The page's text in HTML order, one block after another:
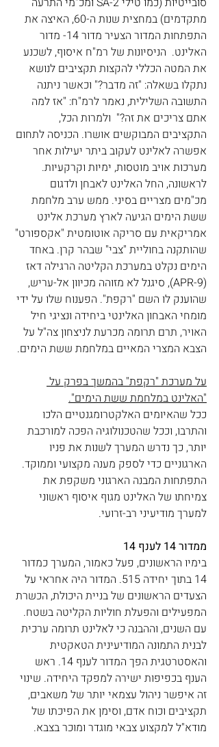
מתקדמים) במחצית שנות ה-60, האיצה את
התפתחות המדור הצעיר מדור 14- מדור
האלינט.  הניסיונות של רמ"ח איסוף, לשכנע
את המטה הכללי להקצות תקציבים לנושא
נתקלו בשאלה: "זה מדבר?" וכאשר ניתנה
התשובה השלילית, נאמר לרמ"ח: "אז למה
אתם צריכים את זה?"  ולמרות הכל,
התקציבים המבוקשים אושרו. הכניסה לתחום
אפשרה לאלינט לעקוב ביתר יעילות אחר
מערכות אויב מוטסות, ימיות וקרקעיות.
לראשונה, החל האלינט לאבחן ולדגום
מכ"מים מצריים בסיני. ממש ערב מלחמת
ששת הימים הגיעה לארץ מערכת אלינט
אמריקאית עם סריקה אוטומטית "אקספורט"
שהותקנה בחוליית "צבי" שבהר קרן. באחד
הימים נקלט במערכת הקליטה הרגילה דאז
(APR-9), סיגנל לא מזוהה מכיוון אל-עריש,
שהוענק לו השם "רקפת". הפענוח שלו על ידי
מומחי האבחון האלינטי ביחידה ונציגי חיל
האויר, תרם תרומה מכרעת לניצחון צה"ל על
הצבא המצרי המאיים במלחמת ששת הימים.
על מערכת "רקפת" בהמשך בפרק על
"האלינט במלחמת ששת הימים".
ככל שהאיומים האלקטרומגנטיים הלכו
והתרבו, וככל שהטכנולוגיה הפכה למורכבת
יותר, כך נדרש המערך לשנות את פניו
הארגוניים כדי לספק מענה מקצועי וממוקד.
התפתחות המבנה הארגוני משקפת את
צמיחתו של האלינט מגוף איסוף ראשוני
למערך מודיעיני רב-זרועי.
ממדור 14 לענף 14
בימיו הראשונים, פעל כאמור, המערך כמדור
14 בתוך יחידה 515. המדור היה אחראי על
הצעדים הראשונים של בניית היכולת, הכשרת
המפעילים והפעלת חוליות הקליטה בשטח.
עם השנים, וההבנה כי לאלינט תרומה ערכית
לבנית התמונה המודיעינית הטאקטית
והאסטרטגית הפך המדור לענף 14. ראש
הענף בכפיפות ישירה למפקד היחידה. שינוי
זה איפשר ניהול עצמאי יותר של משאבים,
תקציבים וכוח אדם, וסימן את הפיכתו של
מודא"ל למקצוע צבאי מוגדר ומוכר בצבא.